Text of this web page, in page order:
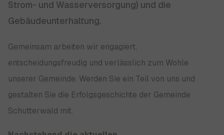
Strom- und Wasserversorgung) und die
Gebäudeunterhaltung.
Gemeinsam arbeiten wir engagiert,
entscheidungsfreudig und verlässlich zum Wohle
unserer Gemeinde. Werden Sie ein Teil von uns und
gestalten Sie die Erfolgsgeschichte der Gemeinde
Schutterwald mit.